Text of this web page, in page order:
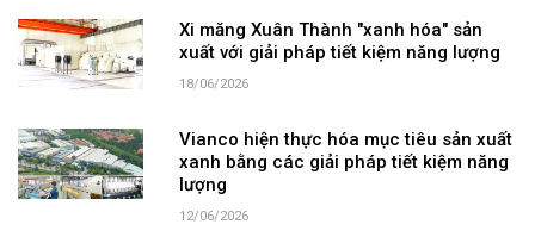
Xi măng Xuân Thành "xanh hóa" sản
xuất với giải pháp tiết kiệm năng lượng
18/06/2026
Vianco hiện thực hóa mục tiêu sản xuất
xanh bằng các giải pháp tiết kiệm năng
lượng
12/06/2026